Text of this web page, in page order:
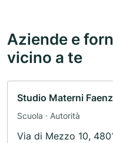
Aziende e
vicino a te
Studio Materni
Scuola · Autorità
Via di Mezzo 10,